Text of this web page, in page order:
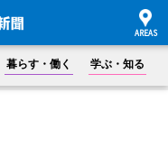
暮らす・働く 学ぶ・知る